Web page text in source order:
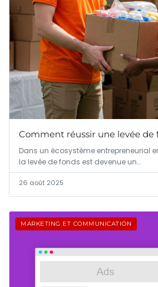
Comment réussir une levée de
Dans un écosystème entrepreneurial
la levée de fonds est devenue un…
26 août 2025
MARKETING ET COMMUNICATION